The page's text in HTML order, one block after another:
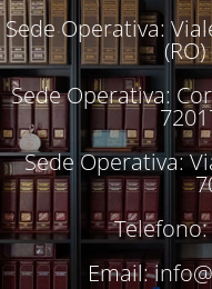
Sede Operativa:
Sede Operativa:
Sede Operativa:
Email: